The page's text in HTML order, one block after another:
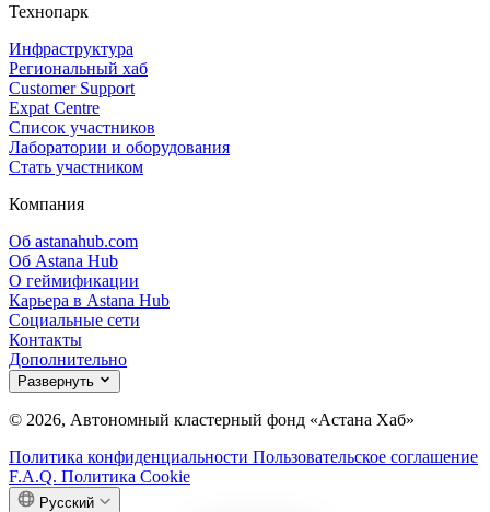
Технопарк
Инфраструктура
Региональный хаб
Customer Support
Expat Centre
Список участников
Лаборатории и оборудования
Стать участником
Компания
Об astanahub.com
Об Astana Hub
О геймификации
Карьера в Astana Hub
Социальные сети
Контакты
Дополнительно
Развернуть
© 2026, Автономный кластерный фонд «Астана Хаб»
Политика конфиденциальности Пользовательское соглашение
F.A.Q. Политика Cookie
Русский